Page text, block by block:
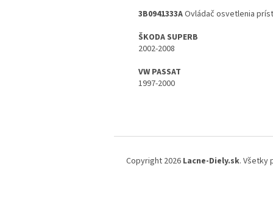
3B0941333AOvládač osvetlenia
ŠKODA SUPERB
2002-2008
VW PASSAT
1997-2000
Copyright 2026 Lacne-Diely.sk. Všetky